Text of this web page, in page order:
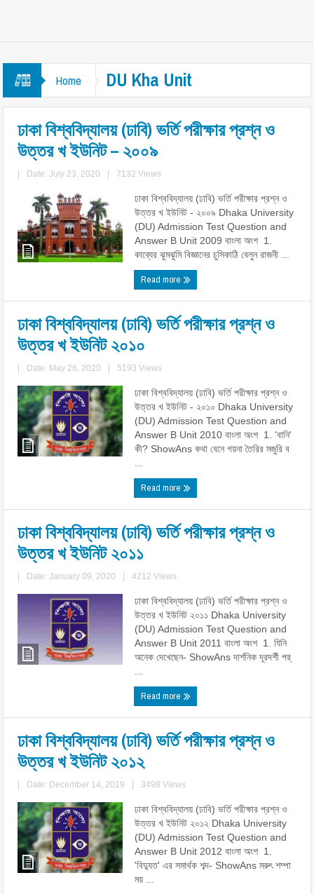
Home DU Kha Unit
ঢাকা বিশ্ববিদ্যালয় (ঢাবি) ভর্তি পরীক্ষার প্রশ্ন ও
উত্তর খ ইউনিট – ২০০৯
Date: July 23, 2020 7132 Views
ঢাকা বিশ্ববিদ্যালয় (ঢাবি) ভর্তি পরীক্ষার প্রশ্ন ও
উত্তর খ ইউনিট - ২০০৯ Dhaka University
(DU) Admission Test Question and
Answer B Unit 2009 বাংলা অংশ 1.
কাব্যের ঝুমঝুমি বিজ্ঞানের চুসিকাঠি বেলুন রাজনী ...
Read more
ঢাকা বিশ্ববিদ্যালয় (ঢাবি) ভর্তি পরীক্ষার প্রশ্ন ও
উত্তর খ ইউনিট ২০১০
Date: May 26, 2020 5193 Views
ঢাকা বিশ্ববিদ্যালয় (ঢাবি) ভর্তি পরীক্ষার প্রশ্ন ও
উত্তর খ ইউনিট - ২০১০ Dhaka University
(DU) Admission Test Question and
Answer B Unit 2010 বাংলা অংশ 1. 'বানি'
কী? ShowAns কথা বেনে গয়না তৈরির মজুরি ব
Read more
ঢাকা বিশ্ববিদ্যালয় (ঢাবি) ভর্তি পরীক্ষার প্রশ্ন ও
উত্তর খ ইউনিট ২০১১
Date: January 09, 2020 4212 Views
ঢাকা বিশ্ববিদ্যালয় (ঢাবি) ভর্তি পরীক্ষার প্রশ্ন ও
উত্তর খ ইউনিট ২০১১ Dhaka University
(DU) Admission Test Question and
Answer B Unit 2011 বাংলা অংশ 1. যিনি
অনেক দেখেছেন- ShowAns দার্শনিক দূরদর্শী পর্
Read more
ঢাকা বিশ্ববিদ্যালয় (ঢাবি) ভর্তি পরীক্ষার প্রশ্ন ও
উত্তর খ ইউনিট ২০১২
Date: December 14, 2019 3498 Views
ঢাকা বিশ্ববিদ্যালয় (ঢাবি) ভর্তি পরীক্ষার প্রশ্ন ও
উত্তর খ ইউনিট ২০১২ Dhaka University
(DU) Admission Test Question and
Answer B Unit 2012 বাংলা অংশ 1.
'বিদ্যুত' এর সমার্থক শব্দ- ShowAns মরুৎ শম্পা
ময় ...